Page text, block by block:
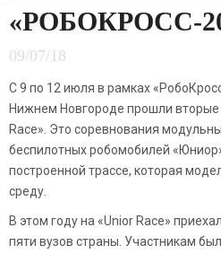
«РОБОКРОСС-
09/07/18
С 9 по 12 июля в рамках
Нижнем Новгороде прошли
Race». Это соревнования
беспилотных робомобилей
построенной трассе, которая
среду.
В этом году на «Unior Race»
пяти вузов страны. Участникам